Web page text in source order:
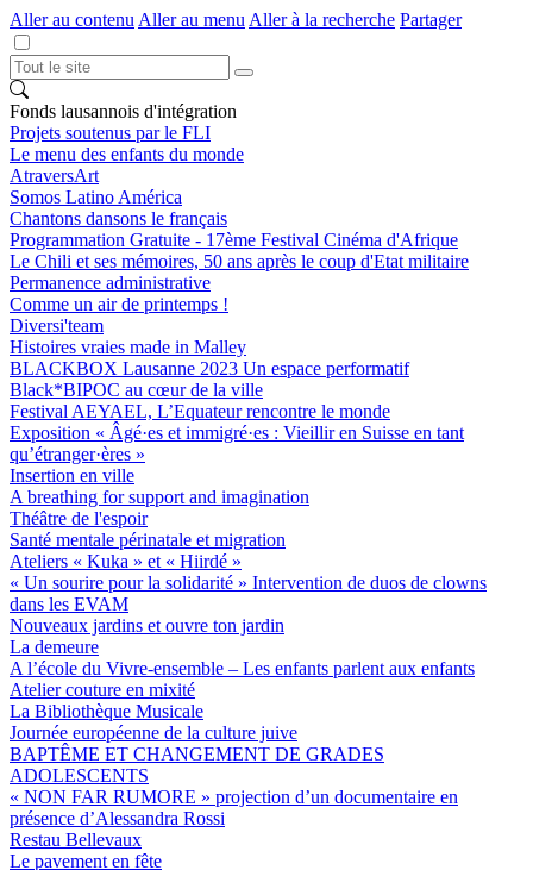
Aller au contenu Aller au menu Aller à la recherche Partager
Fonds lausannois d'intégration
Projets soutenus par le FLI
Le menu des enfants du monde
AtraversArt
Somos Latino América
Chantons dansons le français
Programmation Gratuite - 17ème Festival Cinéma d'Afrique
Le Chili et ses mémoires, 50 ans après le coup d'Etat militaire
Permanence administrative
Comme un air de printemps !
Diversi'team
Histoires vraies made in Malley
BLACKBOX Lausanne 2023 Un espace performatif
Black*BIPOC au cœur de la ville
Festival AEYAEL, L’Equateur rencontre le monde
Exposition « Âgé·es et immigré·es : Vieillir en Suisse en tant
qu’étranger·ères »
Insertion en ville
A breathing for support and imagination
Théâtre de l'espoir
Santé mentale périnatale et migration
Ateliers « Kuka » et « Hiirdé »
« Un sourire pour la solidarité » Intervention de duos de clowns
dans les EVAM
Nouveaux jardins et ouvre ton jardin
La demeure
A l’école du Vivre-ensemble – Les enfants parlent aux enfants
Atelier couture en mixité
La Bibliothèque Musicale
Journée européenne de la culture juive
BAPTÊME ET CHANGEMENT DE GRADES
ADOLESCENTS
« NON FAR RUMORE » projection d’un documentaire en
présence d’Alessandra Rossi
Restau Bellevaux
Le pavement en fête